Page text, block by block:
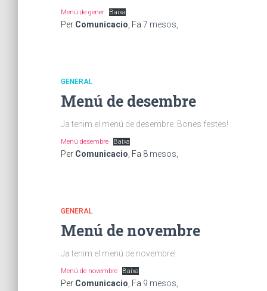
Menú de gener Baixa
Per Comunicacio , Fa 7 mesos
GENERAL
Menú de desembre
Ja tenim el menú de desembre. Bones festes!
Menú desembre Baixa
Per Comunicacio , Fa 8 mesos
GENERAL
Menú de novembre
Ja tenim el menú de novembre!
Menú de novembre Baixa
Per Comunicacio , Fa 9 mesos